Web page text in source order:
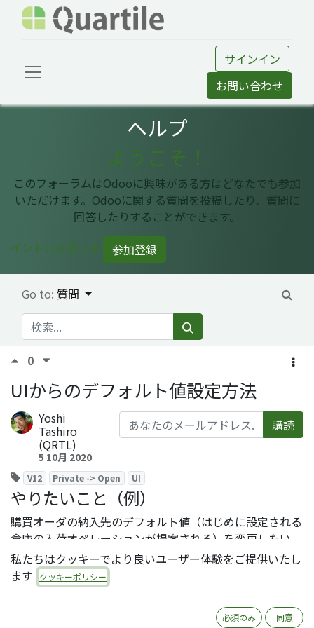
サインイン
お問い合わせ
ヘルプ
ようこそ！
このフォーラムはOdooに興味がある方はどなたでも参加
いただけます。Odooに関する質問を投稿したり、質問に
回答したりすることができます。
イントロを閉じる
参加登録
Go to: 質問
0
UIからのデフォルト値設定方法
Yoshi
Tashiro
(QRTL)
5 10月 2020
購読
V12 Private -> Open UI
やりたいこと（例）
購買オーダの納入先のデフォルト値（はじめに設定される
倉庫の入荷オペレーションが提案される）を変更したい。
設定手順
私たちはクッキーでより良いユーザー体験をご提供いたし
ます
クッキーポリシー
必須のみ 同意